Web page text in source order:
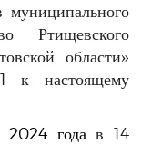
Ртищевского
области»
к настоящему
2024 годав 14